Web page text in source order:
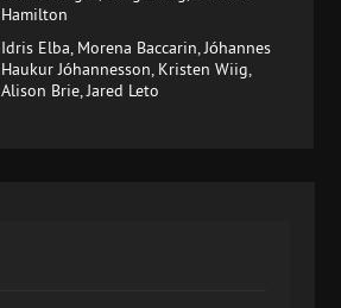
Hamilton
Idris Elba, Morena Baccarin, Jóhannes
Haukur Jóhannesson, Kristen Wiig,
Alison Brie, Jared Leto